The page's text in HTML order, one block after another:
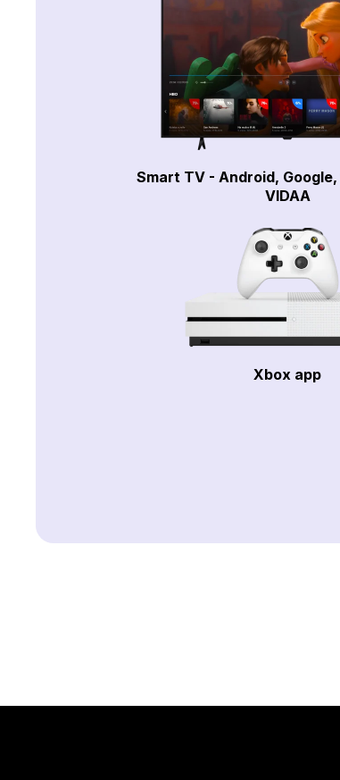
Smart TV - Android, Google,
VIDAA
Xbox app